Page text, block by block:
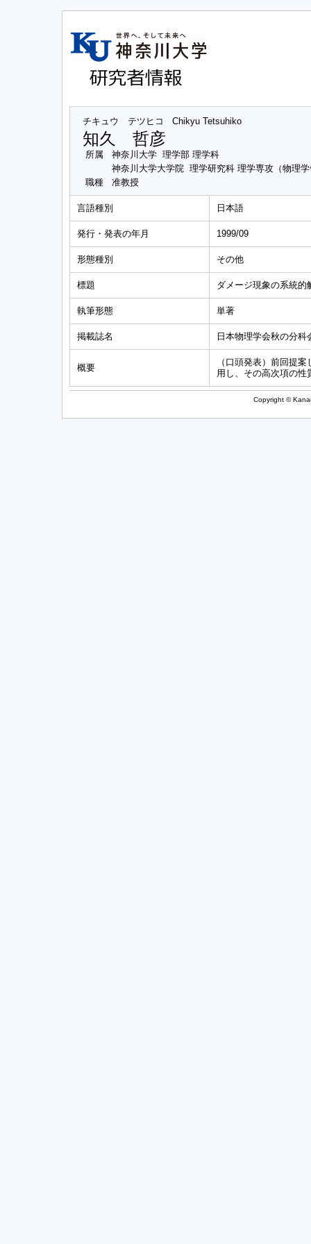
チキュウ テツヒコ Chikyu Tetsuhiko
知久 哲彦
所属
神奈川大学 理学部 理学科
神奈川大学大学院 理学研究科 理学専攻（物理
職種
准教授
言語種別 日本語
発行・発表の年月 1999/09
形態種別 その他
標題 ダメージ現象の系統的
執筆形態 単著
掲載誌名 日本物理学会秋の分科
概要
（口頭発表）前回提
用し、その高次項の性
Copyright ©